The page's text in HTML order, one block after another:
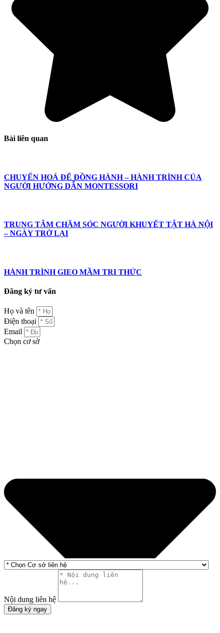
Bài liên quan
CHUYỂN HOÁ ĐỂ ĐỒNG HÀNH – HÀNH TRÌNH CỦA
NGƯỜI HƯỚNG DẪN MONTESSORI
TRUNG TÂM CHĂM SÓC NGƯỜI KHUYẾT TẬT HÀ NỘI
– NGÀY TRỞ LẠI
HÀNH TRÌNH GIEO MẦM TRI THỨC
Đăng ký tư vấn
Họ và tên
Điện thoại
Email
Chọn cơ sở
Nội dung liên hệ
Đăng ký ngay